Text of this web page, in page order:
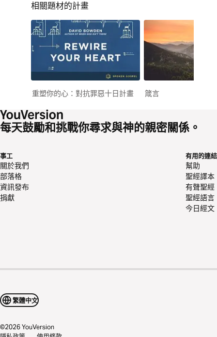
相關題材的計畫
重塑你的心：對抗罪惡十日計畫 箴言
每天鼓勵和挑戰你尋求與神的親密關係。
事工
關於我們
部落格
資訊發布
捐獻
有用的連結
幫助
聖經譯本
有聲聖經
聖經語言
今日經文
繁體中文
©2026YouVersion